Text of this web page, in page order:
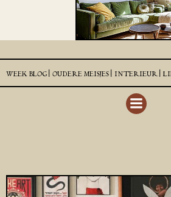
WEEK BLOG | OUDERE MEISJES | INTERIEUR |